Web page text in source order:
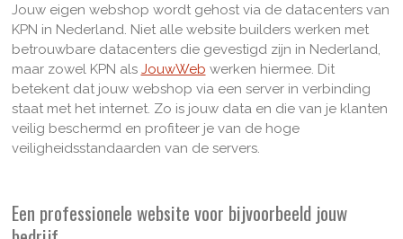
Jouw eigen webshop wordt gehost via de datacenters van
KPN in Nederland. Niet alle website builders werken met
betrouwbare datacenters die gevestigd zijn in Nederland,
maar zowel KPN als JouwWeb werken hiermee. Dit
betekent dat jouw webshop via een server in verbinding
staat met het internet. Zo is jouw data en die van je klanten
veilig beschermd en profiteer je van de hoge
veiligheidsstandaarden van de servers.
Een professionele website voor bijvoorbeeld jouw